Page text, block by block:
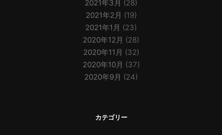
2021年3月 (28)
2021年2月 (19)
2021年1月 (23)
2020年12月 (28)
2020年11月 (32)
2020年10月 (37)
2020年9月 (24)
カテゴリー